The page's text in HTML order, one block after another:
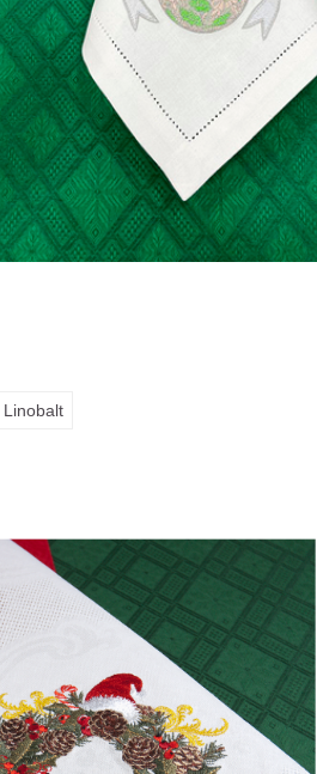
Linobalt